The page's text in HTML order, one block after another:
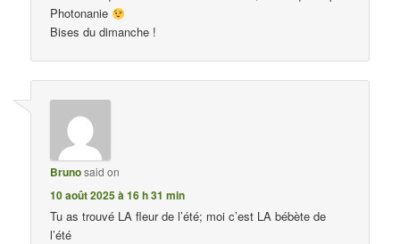
Photonanie
Bises du dimanche !
Brunosaid on
10 août 2025 à 16 h 31 min
Tu as trouvé LA fleur de l’été; moi c’est LA bébète de
l’été